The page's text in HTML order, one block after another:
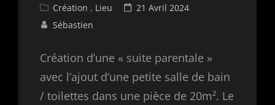
Cat
Links
Création , Lieu
Posted
21 Avril 2024
Sébastien
Création d’une « suite parentale »
avec l’ajout d’une petite salle de bain
/ toilettes dans une pièce de 20m². Le